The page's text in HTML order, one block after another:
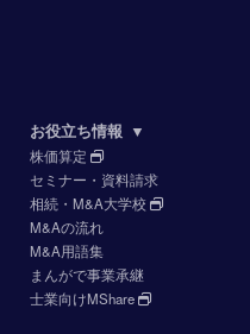
お役立ち情報 ▼
株価算定
セミナー・資料請求
相続・M&A大学校
M&Aの流れ
M&A用語集
まんがで事業承継
士業向けMShare